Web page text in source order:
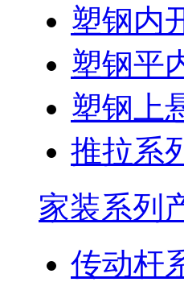
塑钢内
塑钢平
塑钢上
推拉系
家装系列
传动杆